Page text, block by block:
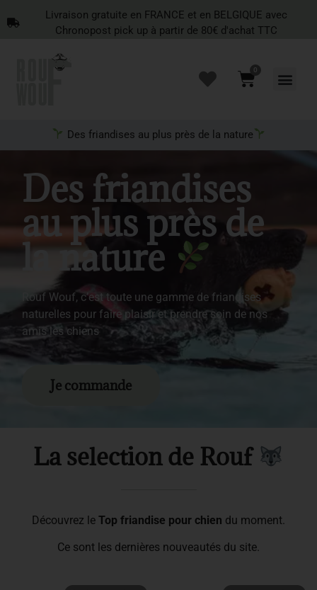
Livraison gratuite en FRANCE et en BELGIQUE avec
Chronopost pick up à partir de 80€ d'achat TTC
0
Des friandises au plus près de la nature
Des friandises
au plus près de
la nature
Rouf Wouf, c’est toute une gamme de friandises
naturelles pour faire plaisir et prendre soin de nos
amis les chiens
Je commande
La selection de Rouf
Découvrez le Top friandise pour chien du moment.
Ce sont les dernières nouveautés du site.